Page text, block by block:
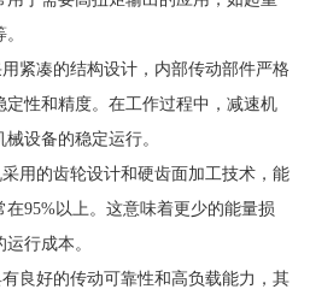
紧凑的结构设计，内部传动部件严格
性和精度。在工作过程中，减速机
设备的稳定运行。
用的齿轮设计和硬齿面加工技术，能
95%以上。这意味着更少的能量损
行成本。
良好的传动可靠性和高负载能力，其